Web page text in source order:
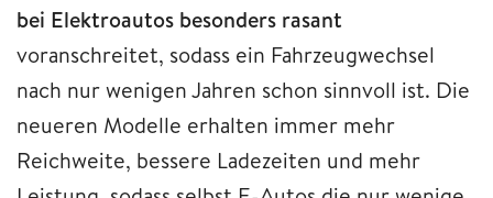
bei Elektroautos besonders rasant
voranschreitet, sodass ein Fahrzeugwechsel
nach nur wenigen Jahren schon sinnvoll ist. Die
neueren Modelle erhalten immer mehr
Reichweite, bessere Ladezeiten und mehr